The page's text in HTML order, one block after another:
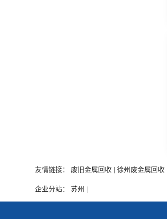
友情链接： 废旧金属回收 | 徐州废金属回收 |
企业分站： 苏州 |